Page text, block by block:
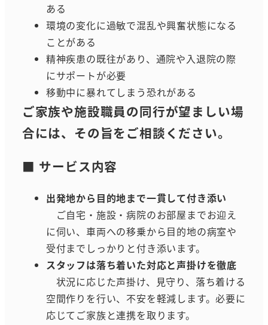
ある
環境の変化に過敏で混乱や興奮状態になる
ことがある
精神疾患の既往があり、通院や入退院の際
にサポートが必要
移動中に暴れてしまう恐れがある
ご家族や施設職員の同行が望ましい場
合には、その旨をご相談ください。
■ サービス内容
出発地から目的地まで一貫して付き添い
ご自宅・施設・病院のお部屋までお迎え
に伺い、車両への移乗から目的地の病室や
受付までしっかりと付き添います。
スタッフは落ち着いた対応と声掛けを徹底
状況に応じた声掛け、見守り、落ち着ける
空間作りを行い、不安を軽減します。必要に
応じてご家族と連携を取ります。